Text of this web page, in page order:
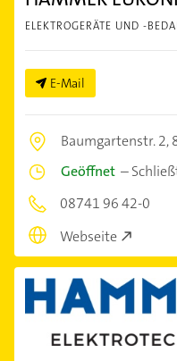
ELEKTROGERÄTE UND -
E-Mail
Baumgartenstr. 2,
Geöffnet –
08741 96 42-0
Webseite